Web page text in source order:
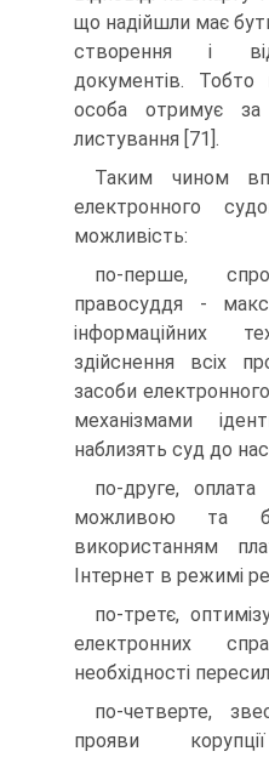
що надійшли має
створення і
документів. Тобто
особа отримує за
листування [71].
Таким чином
електронного
можливість:
по-перше,
правосуддя -
інформаційних
здійснення всіх
засоби
механізмами
наблизять суд до
по-друге,
можливою та
використанням
Інтернет в режимі
по-третє,
електронних
необхідності
по-четверте,
прояви